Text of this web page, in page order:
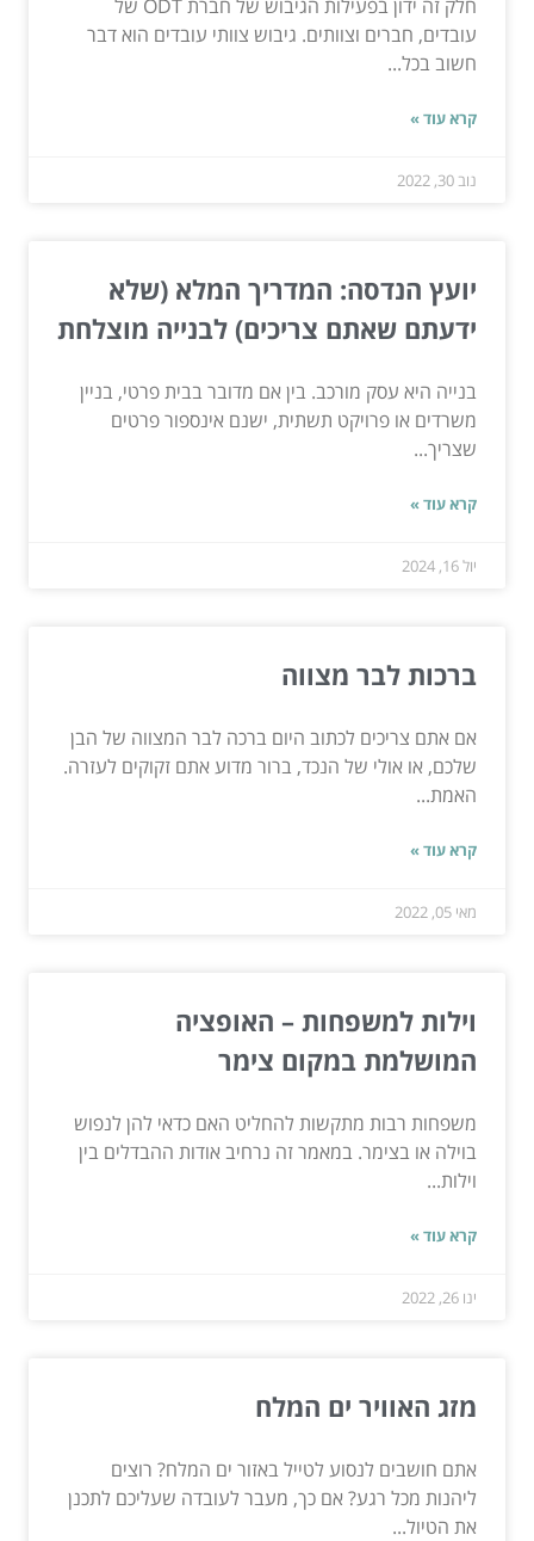
חלק זה ידון בפעילות הגיבוש של חברת ODT של
עובדים, חברים וצוותים. גיבוש צוותי עובדים הוא דבר
חשוב בכל...
קרא עוד »
נוב 30, 2022
יועץ הנדסה: המדריך המלא (שלא
ידעתם שאתם צריכים) לבנייה מוצלחת
בנייה היא עסק מורכב. בין אם מדובר בבית פרטי, בניין
משרדים או פרויקט תשתית, ישנם אינספור פרטים
שצריך...
קרא עוד »
יול 16, 2024
ברכות לבר מצווה
אם אתם צריכים לכתוב היום ברכה לבר המצווה של הבן
שלכם, או אולי של הנכד, ברור מדוע אתם זקוקים לעזרה.
האמת...
קרא עוד »
מאי 05, 2022
וילות למשפחות – האופציה
המושלמת במקום צימר
משפחות רבות מתקשות להחליט האם כדאי להן לנפוש
בוילה או בצימר. במאמר זה נרחיב אודות ההבדלים בין
וילות...
קרא עוד »
ינו 26, 2022
מזג האוויר ים המלח
אתם חושבים לנסוע לטייל באזור ים המלח? רוצים
ליהנות מכל רגע? אם כך, מעבר לעובדה שעליכם לתכנן
את הטיול...